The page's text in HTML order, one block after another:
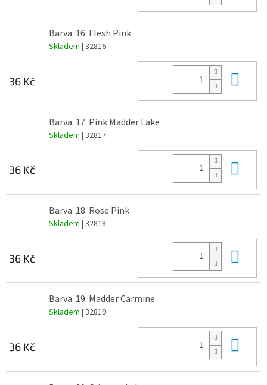
Barva: 16. Flesh Pink
Skladem | 32816
36 Kč
Barva: 17. Pink Madder Lake
Skladem | 32817
36 Kč
Barva: 18. Rose Pink
Skladem | 32818
36 Kč
Barva: 19. Madder Carmine
Skladem | 32819
36 Kč